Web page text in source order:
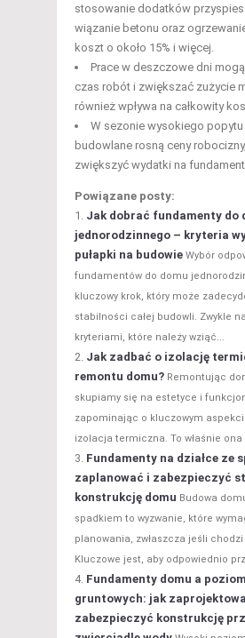
stosowanie dodatków
wiązanie betonu oraz
koszt o około 15% i więcej.
Prace w deszczowe dni
czas robót i zwiększać zużycie
również wpływa na całkowity
W sezonie wysokiego popytu
budowlane rosną ceny
zwiększyć wydatki na
Powiązane posty:
Jak dobrać fundamenty do
jednorodzinnego – kryteria
pułapki na budowie Wybór
fundamentów do domu
kluczowy krok, który może
stabilności całej budowli. Zwykle
kryteriami, które należy wziąć...
Jak zadbać o izolację
remontu domu? Remontując
skupiamy się na estetyce i
zapominając o kluczowym
izolacja termiczna. To właśnie ona
Fundamenty na działce ze
zaplanować i zabezpieczyć
konstrukcję domu Budowa
spadkiem to wyzwanie, które
planowania, zwłaszcza jeśli
Kluczowe jest, aby odpowiednio
Fundamenty domu a
gruntowych: jak
zabezpieczyć konstrukcję